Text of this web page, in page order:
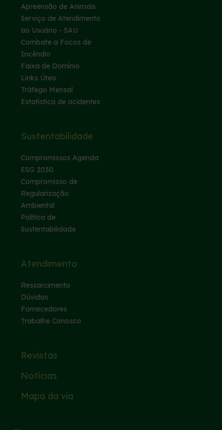
Apreensão de Animais
Serviço de Atendimento
ao Usuário - SAU
Combate a Focos de
Incêndio
Faixa de Domínio
Links Úteis
Tráfego Mensal
Estatística de acidentes
Sustentabilidade
Compromissos Agenda
ESG 2030
Compromisso de
Regularização
Ambiental
Política de
Sustentabilidade
Atendimento
Ressarcimento
Dúvidas
Fornecedores
Trabalhe Conosco
Revistas
Notícias
Mapa da via